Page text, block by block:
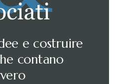
e costruire
contano